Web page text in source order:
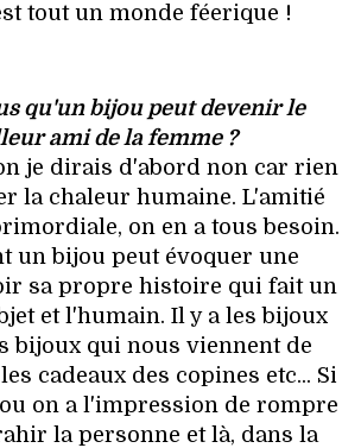
tout un monde féerique !
qu'un bijou peut devenir le
ami de la femme ?
je dirais d'abord non car rien
la chaleur humaine. L'amitié
on en a tous besoin.
un bijou peut évoquer une
sa propre histoire qui fait un
et l'humain. Il y a les bijoux
bijoux qui nous viennent de
cadeaux des copines etc... Si
on a l'impression de rompre
la personne et là, dans la